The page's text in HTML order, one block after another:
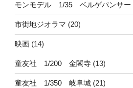
モンモデル 1/35 ベルゲパンサー
市街地ジオラマ (20)
映画 (14)
童友社 1/200 金閣寺 (13)
童友社 1/350 岐阜城 (21)